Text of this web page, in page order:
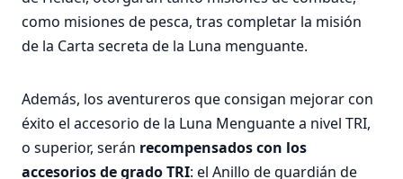
como misiones de pesca, tras completar la misión
de la Carta secreta de la Luna menguante.
Además, los aventureros que consigan mejorar con
éxito el accesorio de la Luna Menguante a nivel TRI,
o superior, serán recompensados con los
accesorios de grado TRI: el Anillo de guardián de